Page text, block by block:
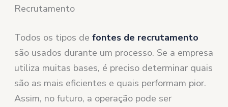
Recrutamento
Todos os tipos defontes de recrutamento
são usados ​​durante um processo. Se a empresa
utiliza muitas bases, é preciso determinar quais
são as mais eficientes e quais performam pior.
Assim, no futuro, a operação pode ser